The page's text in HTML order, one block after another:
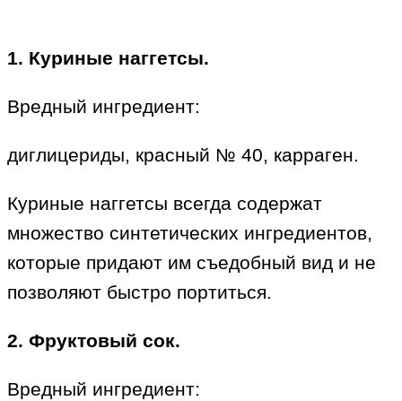
1. Куриные наггетсы.
Вредный ингредиент:
диглицериды, красный № 40, карраген.
Куриные наггетсы всегда содержат
множество синтетических ингредиентов,
которые придают им съедобный вид и не
позволяют быстро портиться.
2. Фруктовый сок.
Вредный ингредиент: